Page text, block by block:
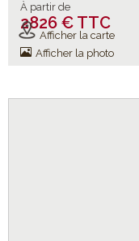
À partir de
2826 € TTC
Afficher la carte
Afficher la photo